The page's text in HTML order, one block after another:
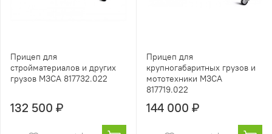
Прицеп для
стройматериалов и других
грузов МЗСА 817732.022
132 500 ₽
Прицеп для
крупногабаритных грузов и
мототехники МЗСА
817719.022
144 000 ₽